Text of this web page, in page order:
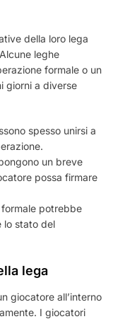
della loro lega
leghe
formale o un
giorni a diverse
spesso unirsi a
un breve
possa firmare
potrebbe
lo stato del
lega
giocatore all’interno
I giocatori